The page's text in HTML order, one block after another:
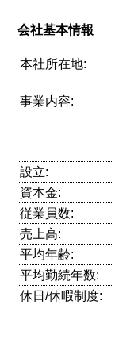
会社基本情報
本社所在地:
事業内容:
設立:
資本金:
従業員数:
売上高:
平均年齢:
平均勤続年数:
休日/休暇制度: